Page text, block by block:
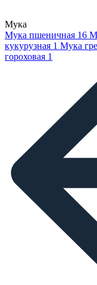
Мука
Мука пшеничная 16
кукурузная 1 Мука
гороховая 1